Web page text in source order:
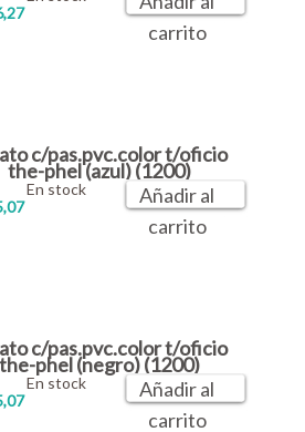
carrito
c/pas.pvc.color t/oficio
the-phel (azul) (1200)
En stock
Añadir al
carrito
c/pas.pvc.color t/oficio
the-phel (negro) (1200)
En stock
Añadir al
carrito